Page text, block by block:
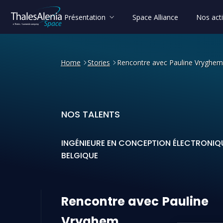
Présentation Space Alliance Nos
Home Stories Rencontre avec Pauline Vryghem
NOS TALENTS
Rencontre avec Pauline
INGÉNIEURE EN CONCEPTION
BELGIQUE
Rencontre avec Pauline